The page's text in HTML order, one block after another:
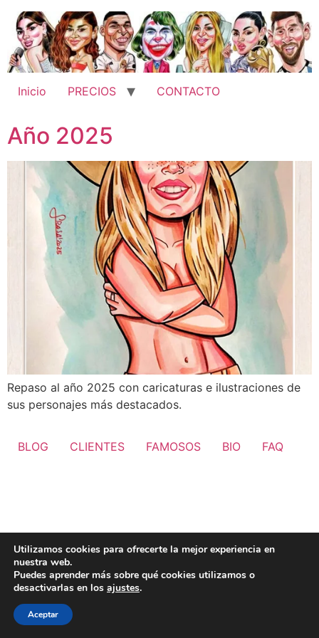
contenido
Inicio PRECIOS CONTACTO
Año 2025
Repaso al año 2025 con caricaturas e ilustraciones de
sus personajes más destacados.
BLOG CLIENTES FAMOSOS BIO FAQ
Utilizamos cookies para ofrecerte la mejor experiencia en
nuestra web.
Puedes aprender más sobre qué cookies utilizamos o
desactivarlas en los ajustes.
Aceptar